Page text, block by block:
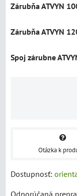
Zárubňa ATVYN
Zárubňa ATVYN
Spoj zárubne
Otázka k
Dostupnosť: